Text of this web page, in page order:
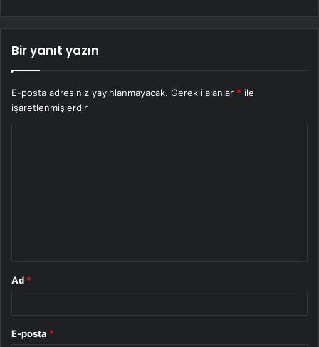
Bir yanıt yazın
E-posta adresiniz yayınlanmayacak. Gerekli alanlar * ile
işaretlenmişlerdir
Ad *
E-posta *